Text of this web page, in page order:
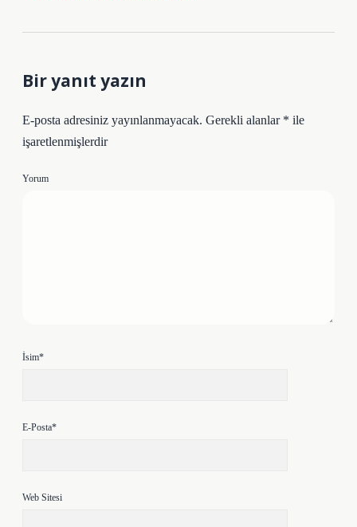
Bir yanıt yazın
E-posta adresiniz yayınlanmayacak. Gerekli alanlar * ile
işaretlenmişlerdir
Yorum
İsim*
E-Posta*
Web Sitesi